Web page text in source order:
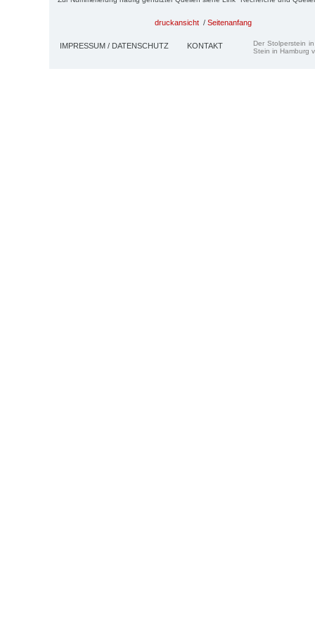
druckansicht / Seitenanfang
IMPRESSUM / DATENSCHUTZ KONTAKT
Der Stolperstein
Stein in Hamburg